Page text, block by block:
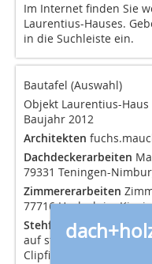
Im Internet finden Sie
Laurentius-Hauses.
in die Suchleiste ein.
Bautafel (Auswahl)
Objekt Laurentius-
Baujahr 2012
Architekten
Dachdeckerarbeiten
79331 Teningen-
Zimmererarbeiten
77716 Haslach im
Stehfalzdeckung
auf strukturierter
Clipfix-Systemhaften